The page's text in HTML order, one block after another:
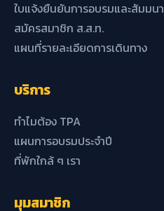
ใบแจ้งยืนยันการอบรมและสัมมนา
สมัครสมาชิก ส.ส.ท.
แผนที่รายละเอียดการเดินทาง
บริการ
ทำไมต้อง TPA
แผนการอบรมประจำปี
ที่พักใกล้ ๆ เรา
มุมสมาชิก